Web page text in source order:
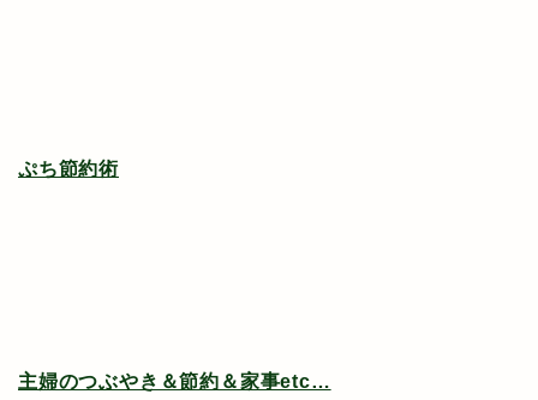
ぷち節約術
主婦のつぶやき＆節約＆家事etc…